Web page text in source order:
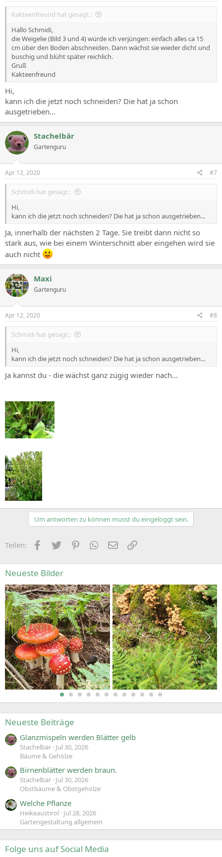
Kakteenfreund hat gesagt.:
Hallo Schmidi,
die Weigelie (Bild 3 und 4) würde ich verjüngen: einfach alles ca 15
cm über den Boden abschneiden. Dann wächst sie wieder dicht und
buschig und blüht später reichlich.
Gruß
Kakteenfreund
Hi,
kann ich die jetzt noch schneiden? Die hat ja schon
ausgetrieben...
Stachelbär
Gartenguru
Apr 12, 2020 #7
Schmidi hat gesagt.:
Hi,
kann ich die jetzt noch schneiden? Die hat ja schon ausgetrieben...
Ja, innerhalb der nächsten 2 Tage. Sie treibt dann nicht so
stark aus, wie bei einem Winterschnitt aber eingehen wird sie
auch nicht
Maxi
Gartenguru
Apr 12, 2020 #8
Schmidi hat gesagt.:
Hi,
kann ich die jetzt noch schneiden? Die hat ja schon ausgetrieben...
Ja kannst du - die wächst ganz zügig wieder nach...
Um antworten zu können musst du eingeloggt sein.
Teilen: FacebookZwitschernPinterestWhatsApp
E-Mail
Neueste Bilder
Neueste Beiträge
Glanzmispeln werden Blätter gelb
Stachelbär Jul 30, 2026
Bäume & Gehölze
Birnenblätter werden braun.
Stachelbär Jul 30, 2026
Obstbäume & Obstgehölze
Welche Pflanze
Heikeaustirol
Jul 28, 2026
Gartengestaltung allgemein
Folge uns auf Social Media